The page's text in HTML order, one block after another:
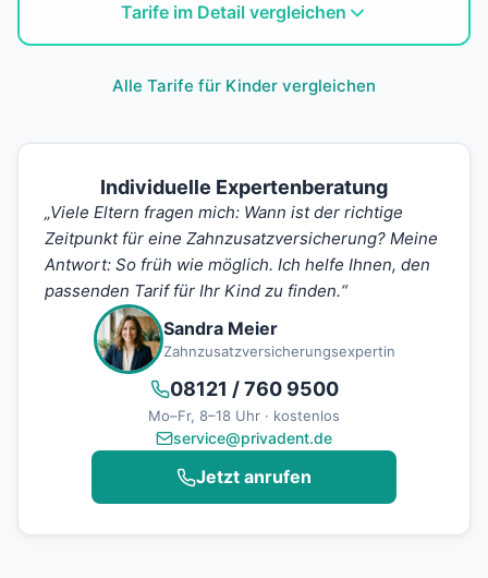
Tarife im Detail vergleichen
Alle Tarife für Kinder vergleichen
Individuelle Expertenberatung
„Viele Eltern fragen mich: Wann ist der richtige
Zeitpunkt für eine Zahnzusatzversicherung? Meine
Antwort: So früh wie möglich. Ich helfe Ihnen, den
passenden Tarif für Ihr Kind zu finden.“
Sandra Meier
Zahnzusatzversicherungsexpertin
08121 / 760 9500
Mo–Fr, 8–18 Uhr · kostenlos
service@privadent.de
Jetzt anrufen